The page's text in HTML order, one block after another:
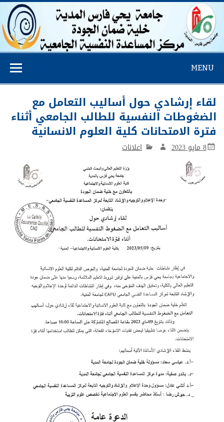
مركز المساعدة MENU
لقاء إرشادي حول أساليب التعامل مع
الضغوطات النفسية للطالب الجامعي أثناء
فترة الامتحانات كلية العلوم الانسانية
8 مايو 2023 اعلانات